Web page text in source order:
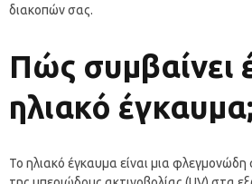
διακοπών σας.
Πώς συμβαίνει
ηλιακό
Το ηλιακό έγκαυμα είναι μια